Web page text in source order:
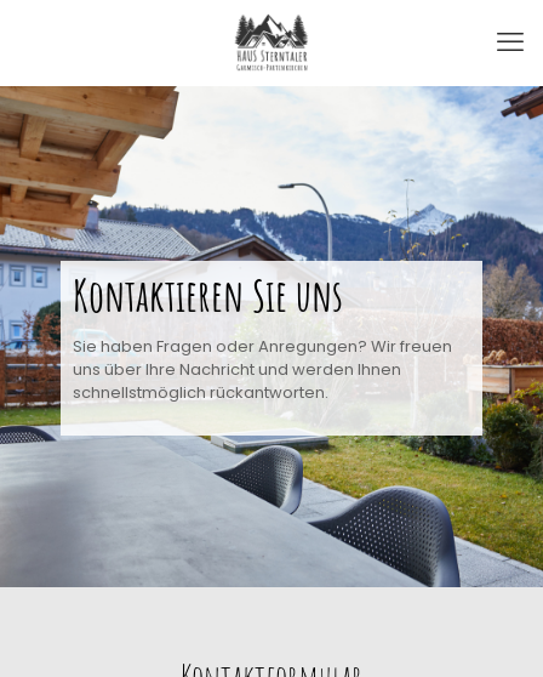
Kontaktieren Sie uns
Sie haben Fragen oder Anregungen? Wir freuen
uns über Ihre Nachricht und werden Ihnen
schnellstmöglich rückantworten.